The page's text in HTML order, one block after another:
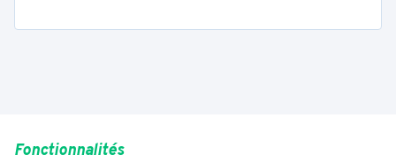
Fonctionnalités